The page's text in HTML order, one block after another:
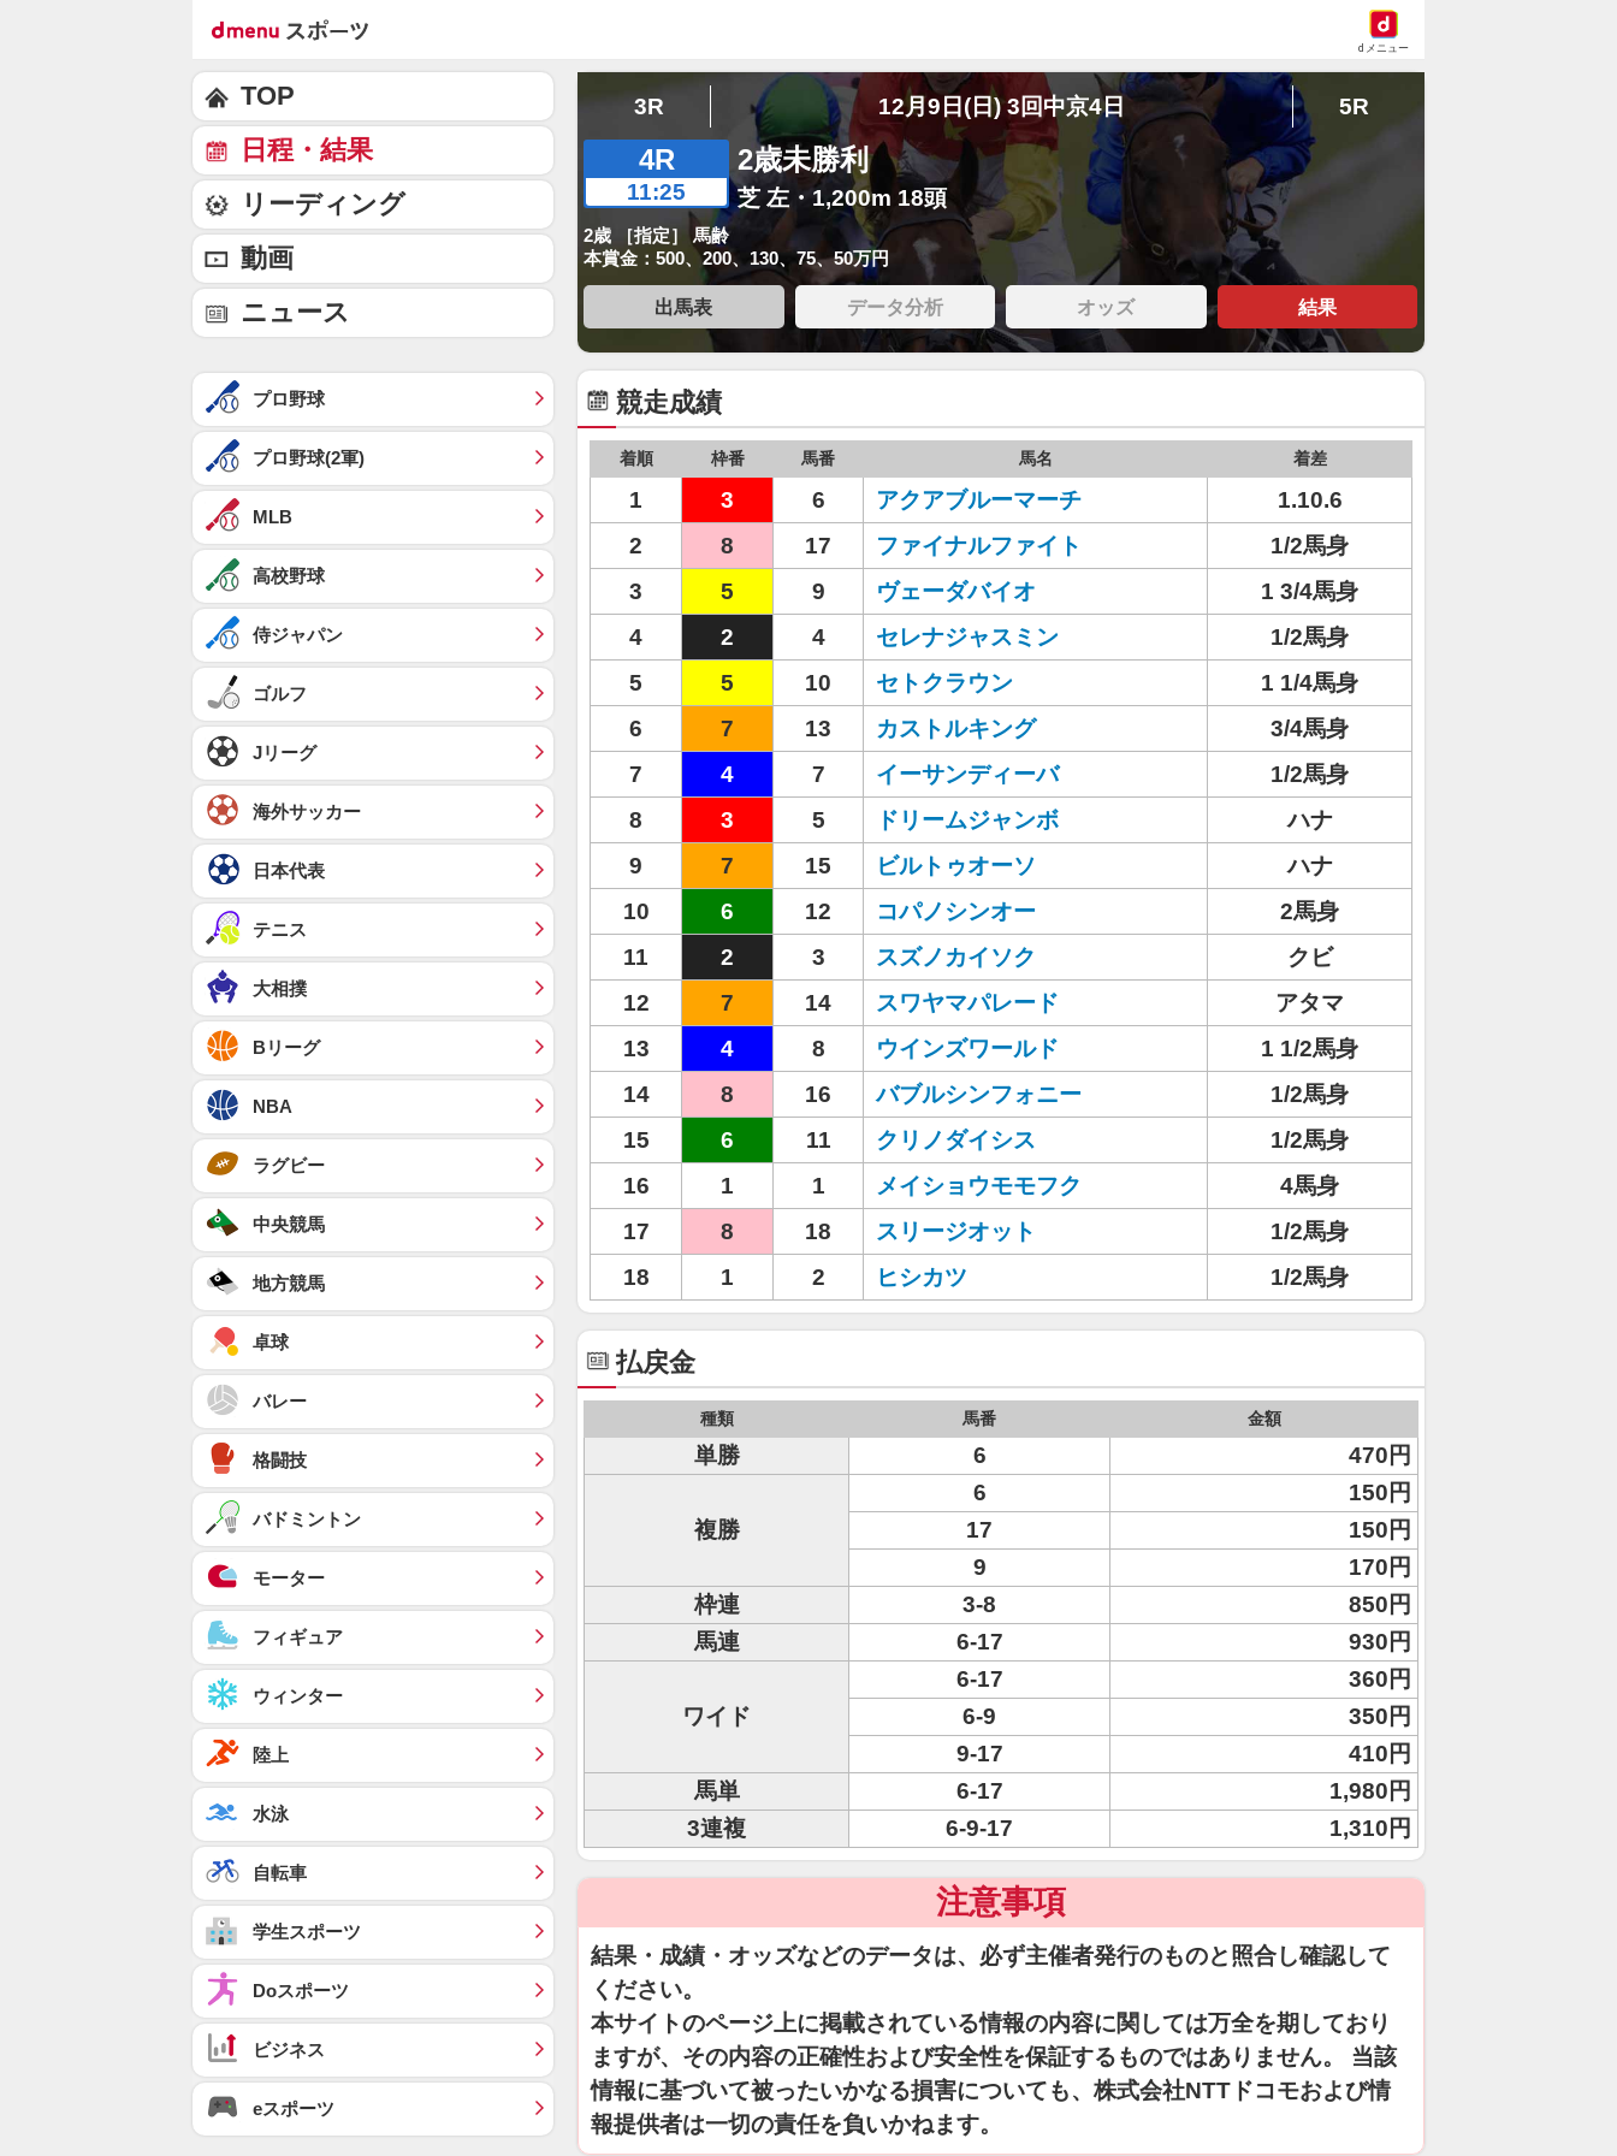
dメニュー
3R 12月9日(日) 3回中京4日 5R
4R
11:25
2歳未勝利
芝 左・1,200m 18頭
2歳 ［指定］ 馬齢
本賞金：500、200、130、75、50万円
出馬表 データ分析 オッズ 結果
競走成績
着順 枠番 馬番 馬名 着差
1 3 6 アクアブルーマーチ
1.10.6
2
8 17 ファイナルファイト
1/2馬身
3
5 9 ヴェーダバイオ
1 3/4馬身
4
2 4 セレナジャスミン
1/2馬身
5
5 10 セトクラウン
1 1/4馬身
6
7 13 カストルキング
3/4馬身
7
4 7 イーサンディーバ
1/2馬身
8
3 5 ドリームジャンボ
ハナ
9
7 15 ビルトゥオーソ
ハナ
10
6 12 コパノシンオー
2馬身
11
2 3 スズノカイソク
クビ
12
7 14 スワヤマパレード
アタマ
13
4 8 ウインズワールド
1 1/2馬身
14
8 16 バブルシンフォニー
1/2馬身
15
6 11 クリノダイシス
1/2馬身
16
1 1 メイショウモモフク
4馬身
17
8 18 スリージオット
1/2馬身
18
1 2 ヒシカツ 1/2馬身
払戻金
種類 馬番 金額
単勝 6 470円
複勝
6
150円
17
150円
9
170円
枠連
3-8
850円
馬連
6-17 930円
ワイド
6-17
360円
6-9
350円
9-17
410円
馬単
6-17
1,980円
3連複
6-9-17 1,310円
注意事項
結果・成績・オッズなどのデータは、必ず主催者発行のものと照合し確認して
ください。
本サイトのページ上に掲載されている情報の内容に関しては万全を期しており
ますが、その内容の正確性および安全性を保証するものではありません。 当該
情報に基づいて被ったいかなる損害についても、株式会社NTTドコモおよび情
報提供者は一切の責任を負いかねます。
TOP
日程・結果
リーディング
動画
ニュース
プロ野球
プロ野球(2軍)
MLB
高校野球
侍ジャパン
ゴルフ
Jリーグ
海外サッカー
日本代表
テニス
大相撲
Bリーグ
NBA
ラグビー
中央競馬
地方競馬
卓球
バレー
格闘技
バドミントン
モーター
フィギュア
ウィンター
陸上
水泳
自転車
学生スポーツ
Doスポーツ
ビジネス
eスポーツ